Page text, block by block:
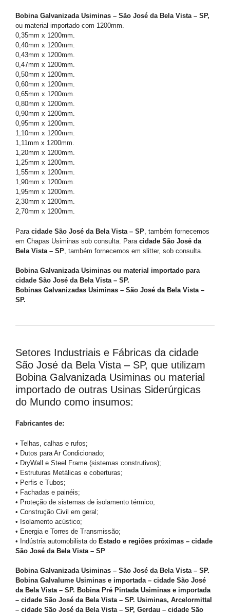
Bobina Galvanizada Usiminas – São José da Bela Vista – SP,
ou material importado com 1200mm.
0,35mm x 1200mm.
0,40mm x 1200mm.
0,43mm x 1200mm.
0,47mm x 1200mm.
0,50mm x 1200mm.
0,60mm x 1200mm.
0,65mm x 1200mm.
0,80mm x 1200mm.
0,90mm x 1200mm.
0,95mm x 1200mm.
1,10mm x 1200mm.
1,11mm x 1200mm.
1,20mm x 1200mm.
1,25mm x 1200mm.
1,55mm x 1200mm.
1,90mm x 1200mm.
1,95mm x 1200mm.
2,30mm x 1200mm.
2,70mm x 1200mm.
Para cidade São José da Bela Vista – SP , também fornecemos
em Chapas Usiminas sob consulta. Para cidade São José da
Bela Vista – SP , também fornecemos em slitter, sob consulta.
Bobina Galvanizada Usiminas ou material importado para
cidade São José da Bela Vista – SP.
Bobinas Galvanizadas Usiminas – São José da Bela Vista –
SP.
Setores Industriais e Fábricas da cidade
São José da Bela Vista – SP, que utilizam
Bobina Galvanizada Usiminas ou material
importado de outras Usinas Siderúrgicas
do Mundo como insumos:
Fabricantes de:
• Telhas, calhas e rufos;
• Dutos para Ar Condicionado;
• DryWall e Steel Frame (sistemas construtivos);
• Estruturas Metálicas e coberturas;
• Perfis e Tubos;
• Fachadas e painéis;
• Proteção de sistemas de isolamento térmico;
• Construção Civil em geral;
• Isolamento acústico;
• Energia e Torres de Transmissão;
• Indústria automobilista do Estado e regiões próximas – cidade
São José da Bela Vista – SP
Bobina Galvanizada Usiminas – São José da Bela Vista – SP.
Bobina Galvalume Usiminas e importada – cidade São José
da Bela Vista – SP. Bobina Pré Pintada Usiminas e importada
– cidade São José da Bela Vista – SP. Usiminas, Arcelormittal
– cidade São José da Bela Vista – SP, Gerdau – cidade São